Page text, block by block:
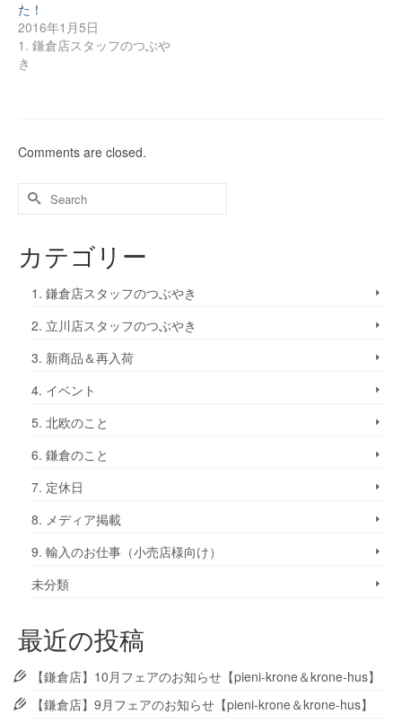
す) す)
ド
ウ
た！
2016年1月5日
1. 鎌倉店スタッフのつぶや
き
Comments are closed.
カテゴリー
1. 鎌倉店スタッフのつぶやき
2. 立川店スタッフのつぶやき
3. 新商品＆再入荷
4. イベント
5. 北欧のこと
6. 鎌倉のこと
7. 定休日
8. メディア掲載
9. 輸入のお仕事（小売店様向け）
未分類
最近の投稿
【鎌倉店】10月フェアのお知らせ【pieni-krone＆krone-hus】
【鎌倉店】9月フェアのお知らせ【pieni-krone＆krone-hus】